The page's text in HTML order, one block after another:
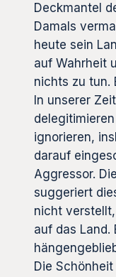
Deckmantel
Damals
heute sein
auf Wahrheit
nichts zu tun.
In unserer
ignorieren,
darauf
Aggressor.
suggeriert
nicht
auf das Land.
Die